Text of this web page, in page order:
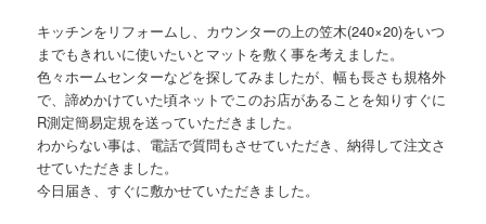
キッチンをリフォームし、カウンターの上の笠木(240×20)をいつ
までもきれいに使いたいとマットを敷く事を考えました。
色々ホームセンターなどを探してみましたが、幅も長さも規格外
で、諦めかけていた頃ネットでこのお店があることを知りすぐに
R測定簡易定規を送っていただきました。
わからない事は、電話で質問もさせていただき、納得して注文さ
せていただきました。
今日届き、すぐに敷かせていただきました。